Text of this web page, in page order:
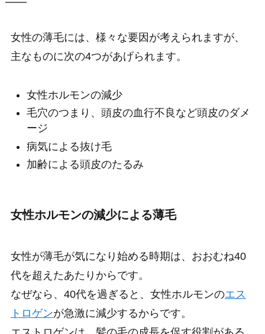
女性の薄毛には、様々な要因が考えられますが、
主なものに次の4つがあげられます。
女性ホルモンの減少
毛穴のつまり、頭皮の血行不良など頭皮のダメ
ージ
病気による抜け毛
加齢による頭皮のたるみ
女性ホルモンの減少による薄毛
女性が薄毛が気になり始める時期は、おおむね40
代を超えたあたりからです。
なぜなら、40代を過ぎると、女性ホルモンのエス
トロゲンが急激に減少するからです。